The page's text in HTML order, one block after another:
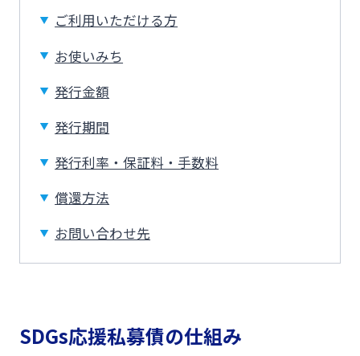
キャッシュレス決済サービス
夜間金庫サービス
インターネット口座振替受付サービス
てきぱきパソコンサービス
みやぎん電子交付サービス
リース関連
みやぎんビジネスローンプラザ
よくあるご質問
English
個人のお客さま
法人・個人事業主のお客さま
ご利用いただける方
お使いみち
発行金額
発行期間
発行利率・保証料・手数料
償還方法
お問い合わせ先
SDGs応援私募債の仕組み